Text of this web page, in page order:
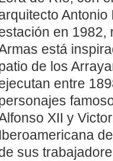
en 1982,
está
de los
entre
XII y
Iberoamericana
sus